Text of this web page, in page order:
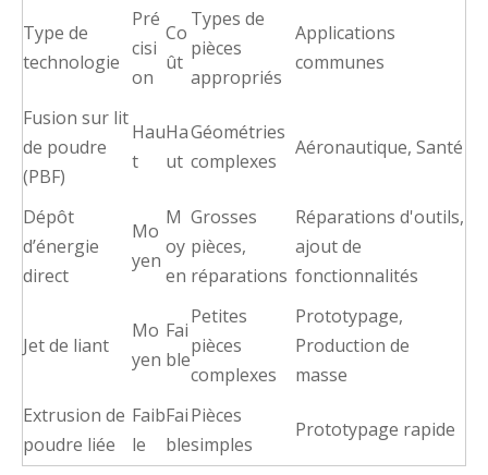
Type de
technologie
Pré
cisi
on
Co
ût
Types de
pièces
appropriés
Applications
communes
Fusion sur lit
de poudre
(PBF)
Hau
t
Ha
ut
Géométries
complexes
Aéronautique, Santé
Dépôt
d’énergie
direct
Mo
yen
M
oy
en
Grosses
pièces,
réparations
Réparations d'outils,
ajout de
fonctionnalités
Jet de liant
Mo
yen
Fai
ble
Petites
pièces
complexes
Prototypage,
Production de
masse
Extrusion de
poudre liée
Faib
le
Fai
ble
Pièces
simples
Prototypage rapide